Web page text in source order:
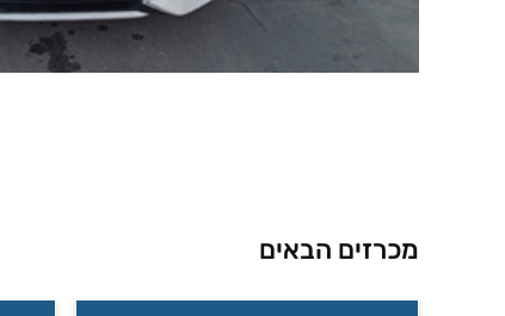
מכרזים הבאים